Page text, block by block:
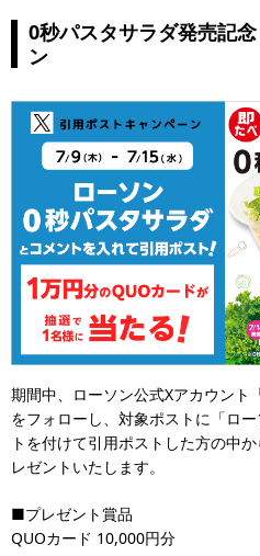
0秒パスタサラダ発売記
ン
期間中、ローソン公式Xアカウント
をフォローし、対象ポストに「ロ
トを付けて引用ポストした方の中
レゼントいたします。
■プレゼント賞品
QUOカード 10,000円分